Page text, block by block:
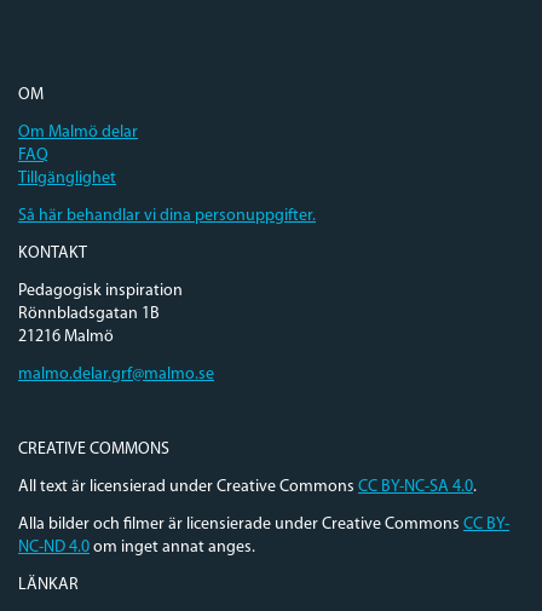
OM
Om Malmö delar
FAQ
Tillgänglighet
Så här behandlar vi dina personuppgifter.
KONTAKT
Pedagogisk inspiration
Rönnbladsgatan 1B
21216 Malmö
malmo.delar.grf@malmo.se
CREATIVE COMMONS
All text är licensierad under Creative Commons CC BY-NC-SA 4.0.
Alla bilder och filmer är licensierade under Creative Commons CC BY-
NC-ND 4.0 om inget annat anges.
LÄNKAR